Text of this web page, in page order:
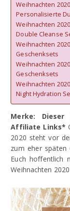
Weihnachten
Personalisierte
Weihnachten
Double Cleanse
Weihnachten
Geschenksets
Weihnachten
Geschenksets
Weihnachten
Night Hydration
Merke:
Affiliate Links*
2020 steht vor
zum eher späten
Euch hoffentlich
Weihnachten